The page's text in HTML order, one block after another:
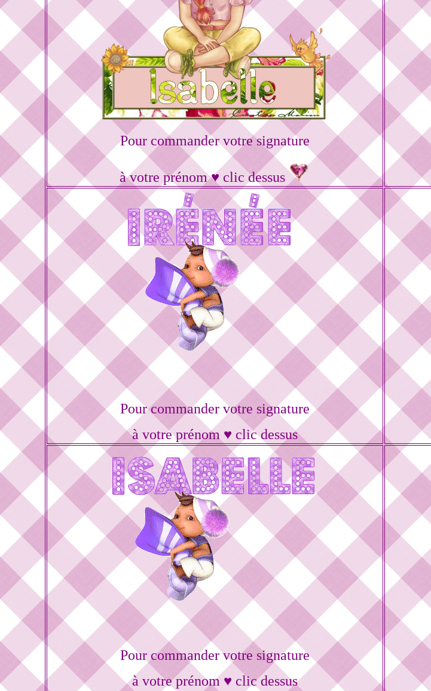
Pour commander votre signature
à votre prénom ♥ clic dessus
Pour commander votre signature
à votre prénom ♥ clic dessus
Pour commander votre signature
à votre prénom ♥ clic dessus